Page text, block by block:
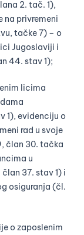
2. tač. 1),
na privremeni
tačke 7) – o
Jugoslaviji i
44. stav 1);
licima
1), evidenciju o
rad u svoje
član 30. tačka
u
37. stav 1) i
osiguranja (čl.
o zaposlenim